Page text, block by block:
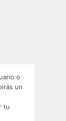
o
un
tu